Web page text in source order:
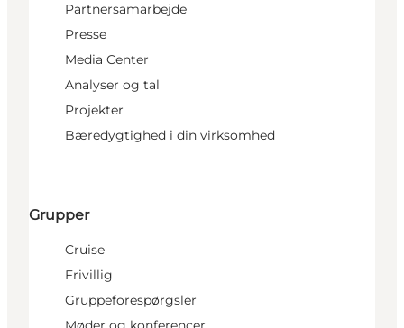
Partnersamarbejde
Presse
Media Center
Analyser og tal
Projekter
Bæredygtighed i din virksomhed
Grupper
Cruise
Frivillig
Gruppeforespørgsler